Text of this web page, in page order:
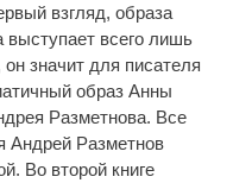
взгляд, образа
всего лишь
значит для писателя
образ Анны
Разметнова. Все
Андрей Разметнов
Во второй книге